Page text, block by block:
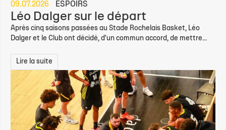
09.07.2026 ESPOIRS
Léo Dalger sur le départ
Après cinq saisons passées au Stade Rochelais Basket, Léo
Dalger et le Club ont décidé, d'un commun accord, de mettre...
Lire la suite